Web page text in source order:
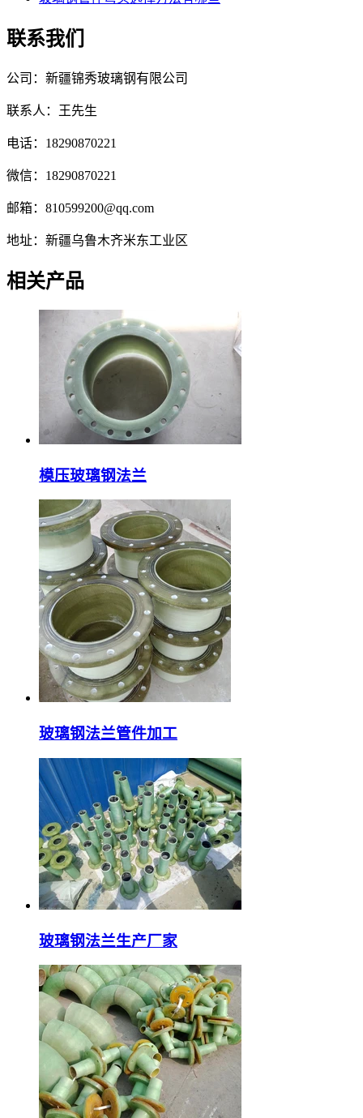
联系我们
公司：新疆锦秀玻璃钢有限公司
联系人：王先生
电话：18290870221
微信：18290870221
邮箱：810599200@qq.com
地址：新疆乌鲁木齐米东工业区
相关产品
模压玻璃钢法兰
玻璃钢法兰管件加工
玻璃钢法兰生产厂家